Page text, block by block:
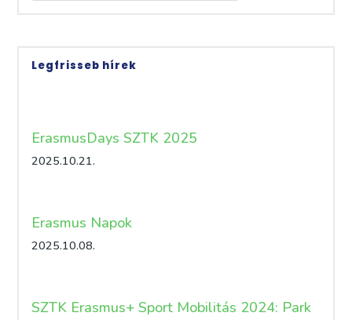
Legfrisseb hírek
ErasmusDays SZTK 2025
2025.10.21.
Erasmus Napok
2025.10.08.
SZTK Erasmus+ Sport Mobilitás 2024: Park